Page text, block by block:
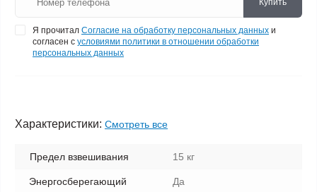
Купить
Я прочитал Согласие на обработку персональных данных и
согласен с условиями политики в отношении обработки
персональных данных
Характеристики: Смотреть все
Предел взвешивания 15 кг
Энергосберегающий
Да